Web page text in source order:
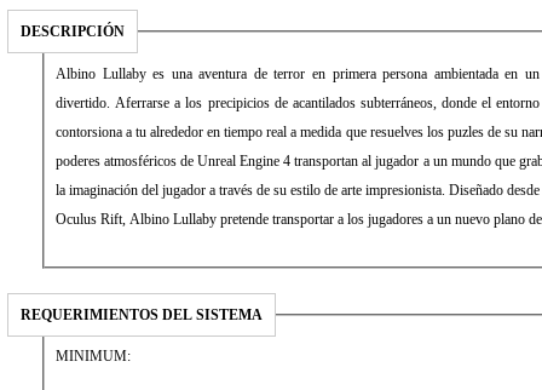
DESCRIPCIÓN
Albino Lullaby es una aventura de terror en primera persona ambientada en
divertido. Aferrarse a los precipicios de acantilados subterráneos, donde el
contorsiona a tu alrededor en tiempo real a medida que resuelves los puzles de su
poderes atmosféricos de Unreal Engine 4 transportan al jugador a un mundo que
la imaginación del jugador a través de su estilo de arte impresionista. Diseñado
Oculus Rift, Albino Lullaby pretende transportar a los jugadores a un nuevo plano
REQUERIMIENTOS DEL SISTEMA
MINIMUM: